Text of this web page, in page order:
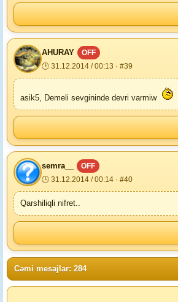
AHURAY
OFF
🕒 31.12.2014 / 00:13 · #39
asik5, Demeli sevgininde devri varmiw
semra__
OFF
🕒 31.12.2014 / 00:14 · #40
Qarshiliqli nifret..
Cəmi mesajlar: 284